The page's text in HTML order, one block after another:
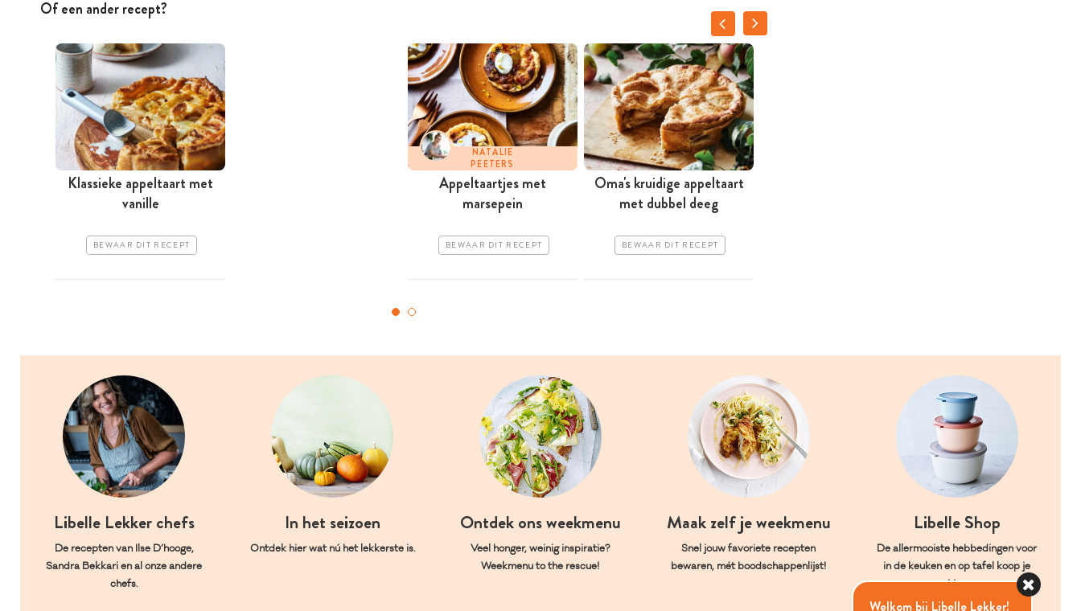
Of een ander recept?
Klassieke appeltaart met
vanille
BEWAAR DIT RECEPT
NATALIE
PEETERS
Appeltaartjes met
marsepein
BEWAAR DIT RECEPT
Oma's kruidige appeltaart
met dubbel deeg
BEWAAR DIT RECEPT
Libelle Lekker chefs
De recepten van Ilse D’hooge,
Sandra Bekkari en al onze andere
chefs.
In het seizoen
Ontdek hier wat nú het lekkerste is.
Ontdek ons weekmenu
Veel honger, weinig inspiratie?
Weekmenu to the rescue!
Maak zelf je weekmenu
Snel jouw favoriete recepten
bewaren, mét boodschappenlijst!
Libelle Shop
De allermooiste hebbedingen voor
in de keuken en op tafel koop je
hier.
Welkom bij Libelle Lekker!